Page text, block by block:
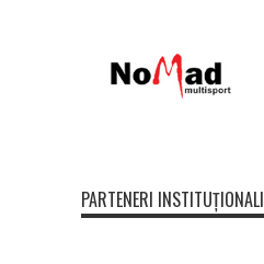
PARTENERI INSTITUȚIONALI